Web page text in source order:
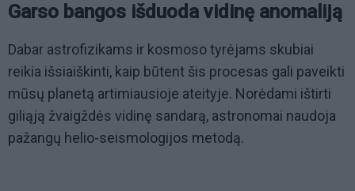
Garso bangos išduoda vidinę anomaliją
Dabar astrofizikams ir kosmoso tyrėjams skubiai
reikia išsiaiškinti, kaip būtent šis procesas gali paveikti
mūsų planetą artimiausioje ateityje. Norėdami ištirti
giliąją žvaigždės vidinę sandarą, astronomai naudoja
pažangų helio-seismologijos metodą.